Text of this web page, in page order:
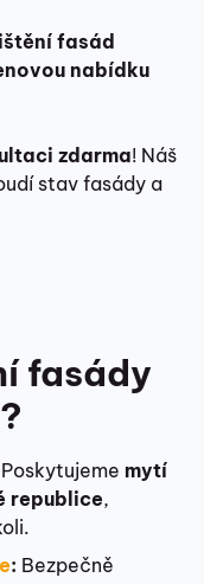
fasád
nabídku
zdarma! Náš
stav fasády a
fasády
Poskytujeme mytí
republice,
: Bezpečně